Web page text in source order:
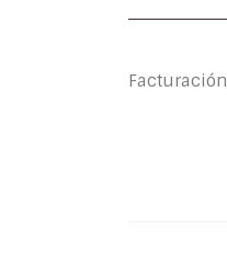
Facturación